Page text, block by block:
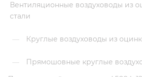
Вентиляционные воздуховоды из
стали
— Круглые воздуховоды из
— Прямошовные круглые